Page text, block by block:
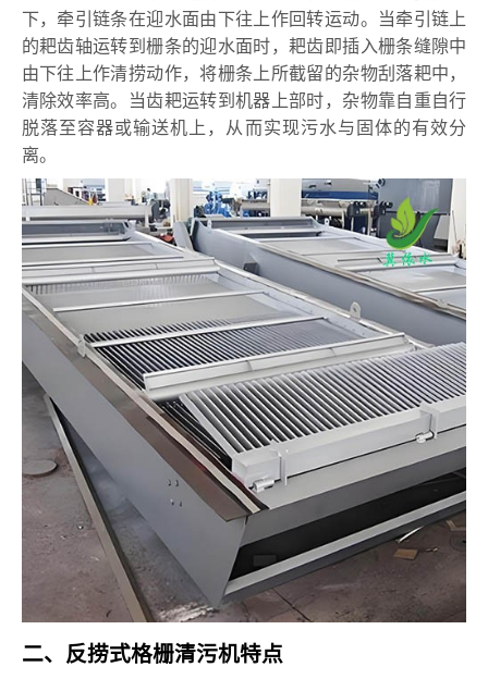
下，牵引链条在迎水面由下往上作回转运动。当牵引链上
的耙齿轴运转到栅条的迎水面时，耙齿即插入栅条缝隙中
由下往上作清捞动作，将栅条上所截留的杂物刮落耙中，
清除效率高。当齿耙运转到机器上部时，杂物靠自重自行
脱落至容器或输送机上，从而实现污水与固体的有效分
离。
二、反捞式格栅清污机特点